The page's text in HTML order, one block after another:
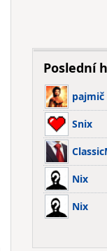
Poslední
pajmič
Snix
Nix
Nix